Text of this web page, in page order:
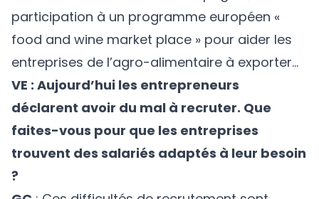
participation à un programme européen «
food and wine market place » pour aider les
entreprises de l’agro-alimentaire à exporter…
VE : Aujourd’hui les entrepreneurs
déclarent avoir du mal à recruter. Que
faites-vous pour que les entreprises
trouvent des salariés adaptés à leur besoin
?